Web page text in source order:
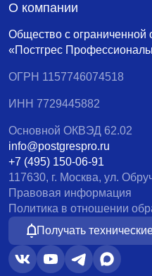
Общество с ограниченной
«Постгрес
ОГРН 1157746074518
ИНН 7729445882
Основной ОКВЭД 62.02
info@postgrespro.ru
+7 (495) 150-06-91
117630, г. Москва, ул.
Правовая информация
Политика в отношении
Получать
О компании